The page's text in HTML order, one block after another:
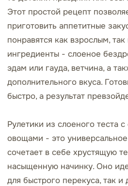
Этот простой рецепт
приготовить аппетитные
понравятся как взрослым,
ингредиенты - слоеное
эдам или гауда, ветчина, а
дополнительного вкуса.
быстро, а результат
Рулетики из слоеного теста
овощами - это
сочетает в себе хрустящую
насыщенную начинку. Оно
для быстрого перекуса, так и